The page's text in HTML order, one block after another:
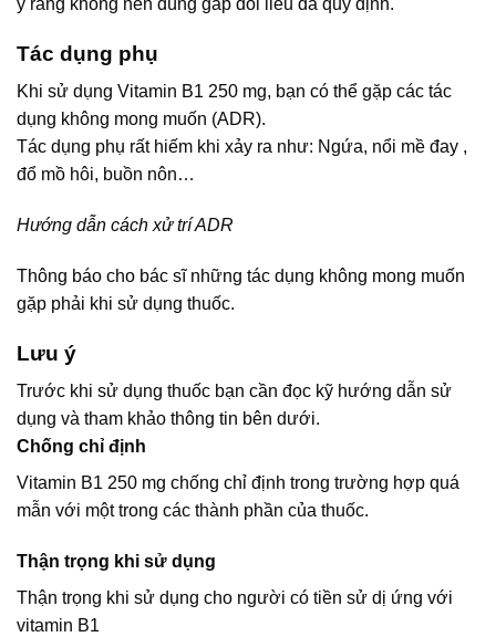
ý rằng không nên dùng gấp đôi liều đã quy định.
Tác dụng phụ
Khi sử dụng Vitamin B1 250 mg, bạn có thể gặp các tác
dụng không mong muốn (ADR).
Tác dụng phụ rất hiếm khi xảy ra như: Ngứa, nổi mề đay ,
đổ mồ hôi, buồn nôn…
Hướng dẫn cách xử trí ADR
Thông báo cho bác sĩ những tác dụng không mong muốn
gặp phải khi sử dụng thuốc.
Lưu ý
Trước khi sử dụng thuốc bạn cần đọc kỹ hướng dẫn sử
dụng và tham khảo thông tin bên dưới.
Chống chỉ định
Vitamin B1 250 mg chống chỉ định trong trường hợp quá
mẫn với một trong các thành phần của thuốc.
Thận trọng khi sử dụng
Thận trọng khi sử dụng cho người có tiền sử dị ứng với
vitamin B1